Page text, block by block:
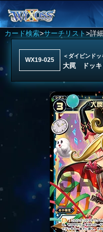
カード検索>サーチリスト>詳細
WX19-025
＜ダイビンドッ
大罠 ドッキ